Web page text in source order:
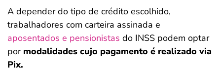
A depender do tipo de crédito escolhido,
trabalhadores com carteira assinada e
aposentados e pensionistas do INSS podem optar
por modalidades cujo pagamento é realizado via
Pix.